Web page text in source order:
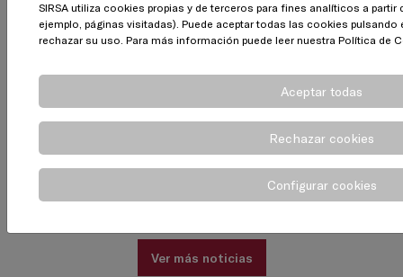
23.02.2022
Inscritos en el Registro de
Ver más noticias
SIRSA utiliza cookies propias y de terceros para fines analíticos a
ejemplo, páginas visitadas). Puede aceptar todas las cookies
rechazar su uso. Para más información puede leer nuestra Política de
Aceptar todas
Rechazar cookies
Configurar cookies